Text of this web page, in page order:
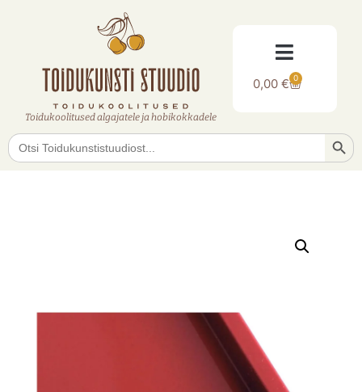
Toidukoolitused algajatele ja hobikokkadele
0,00€ 0
Search
for: